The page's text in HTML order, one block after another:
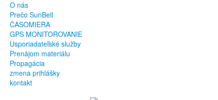
O nás
Prečo SunBell
ČASOMIERA
GPS MONITOROVANIE
Usporiadateľské služby
Prenájom materiálu
Propagácia
zmena prihlášky
kontakt